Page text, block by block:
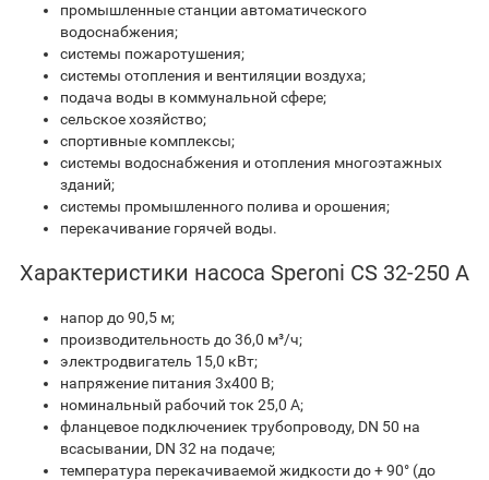
промышленные станции автоматического
водоснабжения;
системы пожаротушения;
системы отопления и вентиляции воздуха;
подача воды в коммунальной сфере;
сельское хозяйство;
спортивные комплексы;
системы водоснабжения и отопления многоэтажных
зданий;
системы промышленного полива и орошения;
перекачивание горячей воды.
Характеристики насоса Speroni CS 32-250 A
напор до 90,5 м;
производительность до 36,0 м³/ч;
электродвигатель 15,0 кВт;
напряжение питания 3х400 В;
номинальный рабочий ток 25,0 A;
фланцевое подключениек трубопроводу, DN 50 на
всасывании, DN 32 на подаче;
температура перекачиваемой жидкости до + 90° (до